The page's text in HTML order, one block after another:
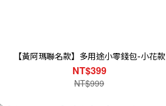
【黃阿瑪聯名款】多用途小零錢包-小花款
NT$399
NT$999